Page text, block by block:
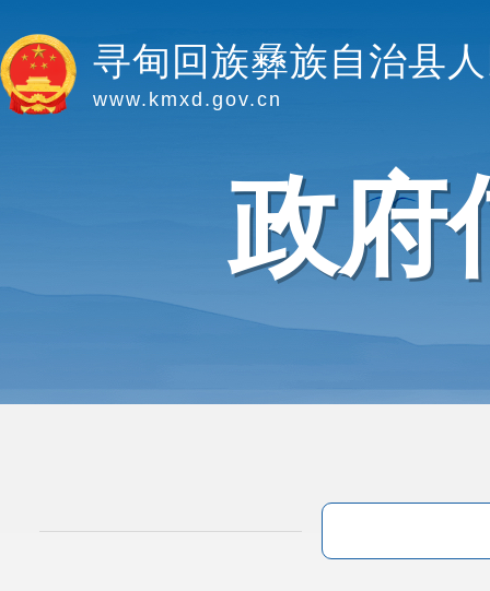
寻甸回族彝族自治县
www.kmxd.gov.cn
政府